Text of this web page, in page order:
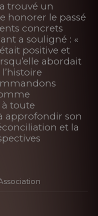
trouvé un
honorer le passé
concrets
a souligné : «
positive et
abordait
toute
approfondir son
et la